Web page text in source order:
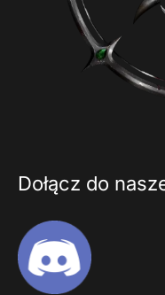
Dołącz do